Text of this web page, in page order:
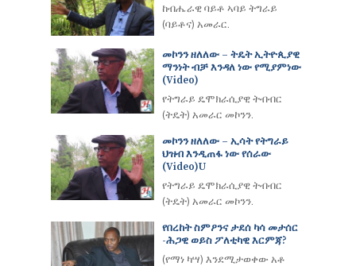
ከብሔራዊ ባይቶ ኣባይ ትግራይ
(ባይቶና) አመራር.
መኮንን ዘለለው – ትዴት ኢትዮጲያዊ
ማንነት ብቻ እንዳለ ነው የሚያምነው
(video)
የትግራይ ዴሞክራሲያዊ ትብብር
(ትዴት) አመራር መኮንን.
መኮንን ዘለለው – ኢሳት የትግራይ
ህዝብ እንዲጠፋ ነው የሰራው
(Video)u
የትግራይ ዴሞክራሲያዊ ትብብር
(ትዴት) አመራር መኮንን.
የበረከት ስምዖንና ታደሰ ካሳ መታሰር
-ሕጋዊ ወይስ ፖለቲካዊ እርምጃ?
(የማነ ካሣ) እንደሚታወቀው አቶ